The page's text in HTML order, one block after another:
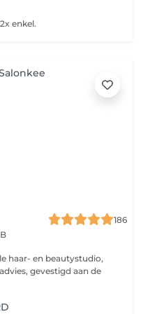
enkel.
186
haar- en beautystudio,
gevestigd aan de